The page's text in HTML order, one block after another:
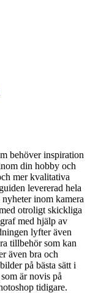
behöver inspiration
din hobby och
mer kvalitativa
levererad hela
inom kamera
otroligt skickliga
med hjälp av
lyfter även
tillbehör som kan
även bra och
på bästa sätt i
är novis på
tidigare.